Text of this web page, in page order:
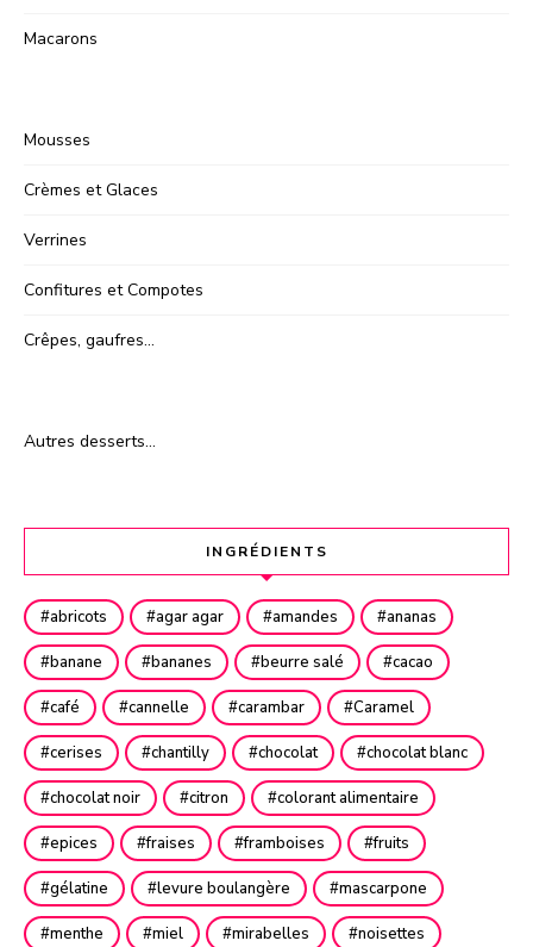
Macarons
Mousses
Crèmes et Glaces
Verrines
Confitures et Compotes
Crêpes, gaufres…
Autres desserts…
INGRÉDIENTS
abricots agar agar amandes ananas
banane bananes beurre salé cacao
café cannelle carambar Caramel
cerises chantilly chocolat chocolat blanc
chocolat noir citron colorant alimentaire
epices fraises framboises fruits
gélatine levure boulangère mascarpone
menthe miel mirabelles noisettes